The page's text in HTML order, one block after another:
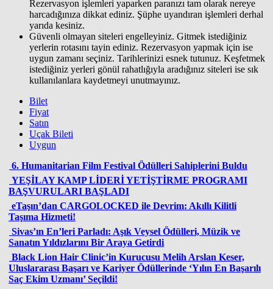
Rezervasyon işlemleri yaparken paranızı tam olarak nereye
harcadığınıza dikkat ediniz. Şüphe uyandıran işlemleri derhal
yarıda kesiniz.
Güvenli olmayan siteleri engelleyiniz. Gitmek istediğiniz
yerlerin rotasını tayin ediniz. Rezervasyon yapmak için ise
uygun zamanı seçiniz. Tarihlerinizi esnek tutunuz. Keşfetmek
istediğiniz yerleri gönül rahatlığıyla aradığınız siteleri ise sık
kullanılanlara kaydetmeyi unutmayınız.
Bilet
Fiyat
Satın
Uçak Bileti
Uygun
6. Humanitarian Film Festival Ödülleri Sahiplerini Buldu
YEŞİLAY KAMP LİDERİ YETİŞTİRME PROGRAMI
BAŞVURULARI BAŞLADI
eTaşın’dan CARGOLOCKED ile Devrim: Akıllı Kilitli
Taşıma Hizmeti!
Sivas’ın En’leri Parladı: Aşık Veysel Ödülleri, Müzik ve
Sanatın Yıldızlarını Bir Araya Getirdi
Black Lion Hair Clinic’in Kurucusu Melih Arslan Keser,
Uluslararası Başarı ve Kariyer Ödüllerinde ‘Yılın En Başarılı
Saç Ekim Uzmanı’ Seçildi!